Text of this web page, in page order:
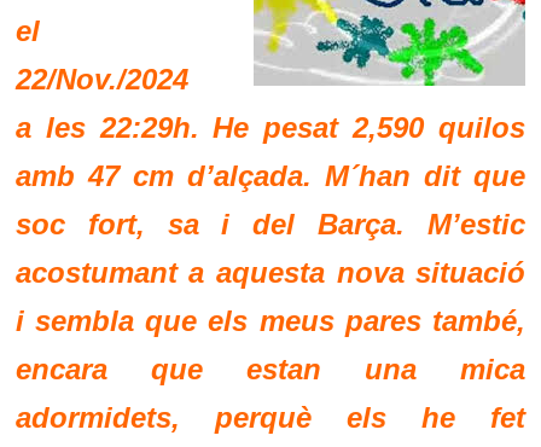
el
22/Nov./2024
a les 22:29h. He pesat 2,590 quilos
amb 47 cm d’alçada. M´han dit que
soc fort, sa i del Barça. M’estic
acostumant a aquesta nova situació
i sembla que els meus pares també,
encara que estan una mica
adormidets, perquè els he fet